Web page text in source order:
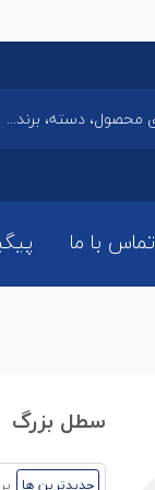
تماس با ما
سطل بزرگ
جدیدترین ها